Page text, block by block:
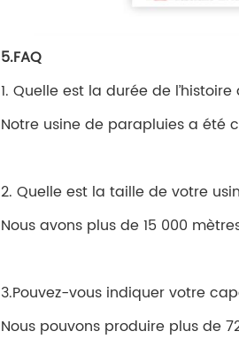
5.FAQ
1. Quelle est la durée de
Notre usine de parapluies a été
2. Quelle est la taille de votre
Nous avons plus de 15 000
3.Pouvez-vous indiquer votre
Nous pouvons produire plus de